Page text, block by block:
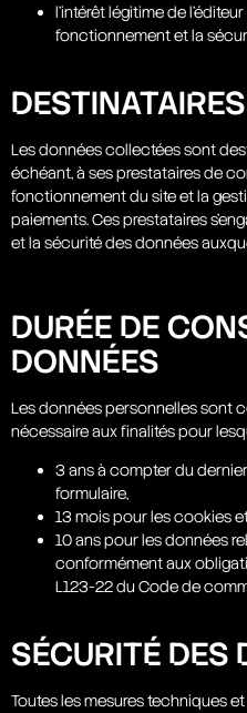
l’intérêt légitime de
fonctionnement et la
Les données collectées sont
échéant, à ses prestataires de
fonctionnement du site et la
paiements. Ces prestataires
et la sécurité des données
DURÉE DE
DONNÉES
Les données personnelles sont
nécessaire aux finalités pour
3 ans à compter du
formulaire,
13 mois pour les cookies
10 ans pour les données
conformément aux
L123-22 du Code de
SÉCURITÉ DES
Toutes les mesures techniques